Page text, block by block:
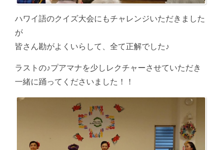
ハワイ語のクイズ大会にもチャレンジいただきました
が
皆さん勘がよくいらして、全て正解でした♪
ラストの♪プアマナを少しレクチャーさせていただき
一緒に踊ってくださいました！！